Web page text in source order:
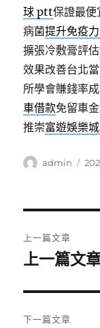
球 ptt保證最便
病菌提升免疫
擴張冷敷膏評估
效果改善台北
所學會賺錢率
車借款免留車
推崇富遊娛樂城
作
admin
發
章
覽
上一篇文章
上
篇
文
上一篇文
下一篇文章